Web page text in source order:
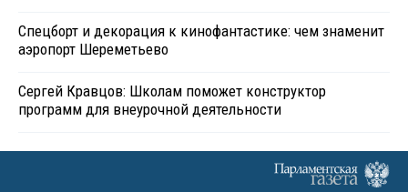
Спецборт и декорация к кинофантастике: чем знаменит
аэропорт Шереметьево
Сергей Кравцов: Школам поможет конструктор
программ для внеурочной деятельности